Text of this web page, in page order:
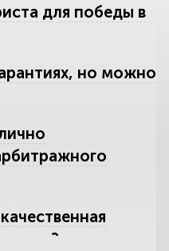
для победы в
но можно